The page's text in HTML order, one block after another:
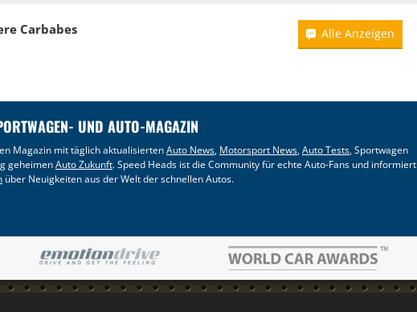
Carbabes Alle Anzeigen
UND AUTO-MAGAZIN
Magazin mit täglich aktualisiertenAuto News, Motorsport News,Auto Tests, Sportwagen
geheimenAuto Zukunft. Speed Heads ist die Community für echte Auto-Fans und informiert
über Neuigkeiten aus der Welt der schnellen Autos.